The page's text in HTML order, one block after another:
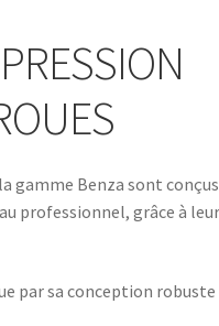
gamme Benza sont
professionnel, grâce à
par sa conception robuste